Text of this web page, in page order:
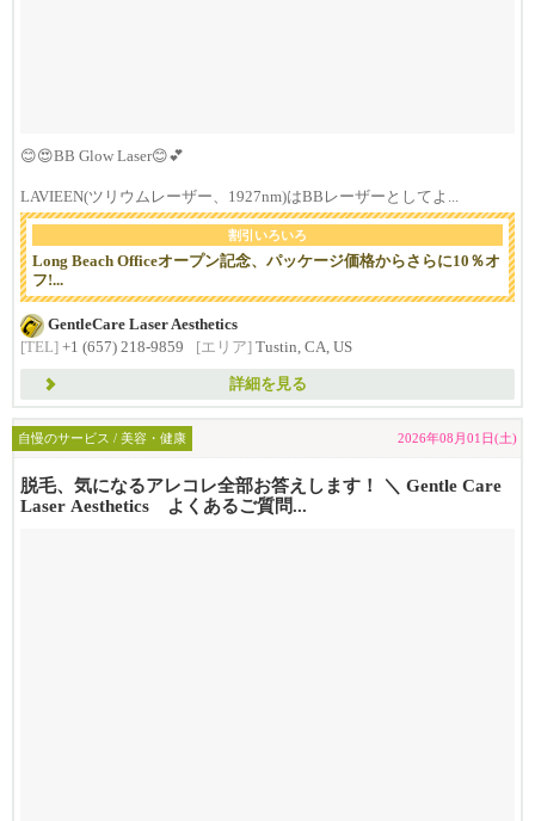
😊😍BB Glow Laser😊💕
LAVIEEN(ツリウムレーザー、1927nm)はBBレーザーとしてよ...
割引いろいろ
Long Beach Officeオープン記念、パッケージ価格からさらに10％オ
フ!...
GentleCare Laser Aesthetics
[TEL] +1 (657) 218-9859 [エリア] Tustin, CA, US
詳細を見る
自慢のサービス / 美容・健康 2026年08月01日(土)
脱毛、気になるアレコレ全部お答えします！ ＼ Gentle Care
Laser Aesthetics よくあるご質問...